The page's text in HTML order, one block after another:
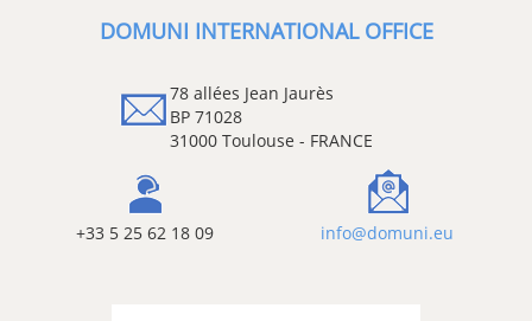
DOMUNI INTERNATIONAL OFFICE
78 allées Jean Jaurès
BP 71028
31000 Toulouse - FRANCE
+33 5 25 62 18 09 info@domuni.eu